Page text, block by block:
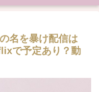
名を暴け配信は
で予定あり？動